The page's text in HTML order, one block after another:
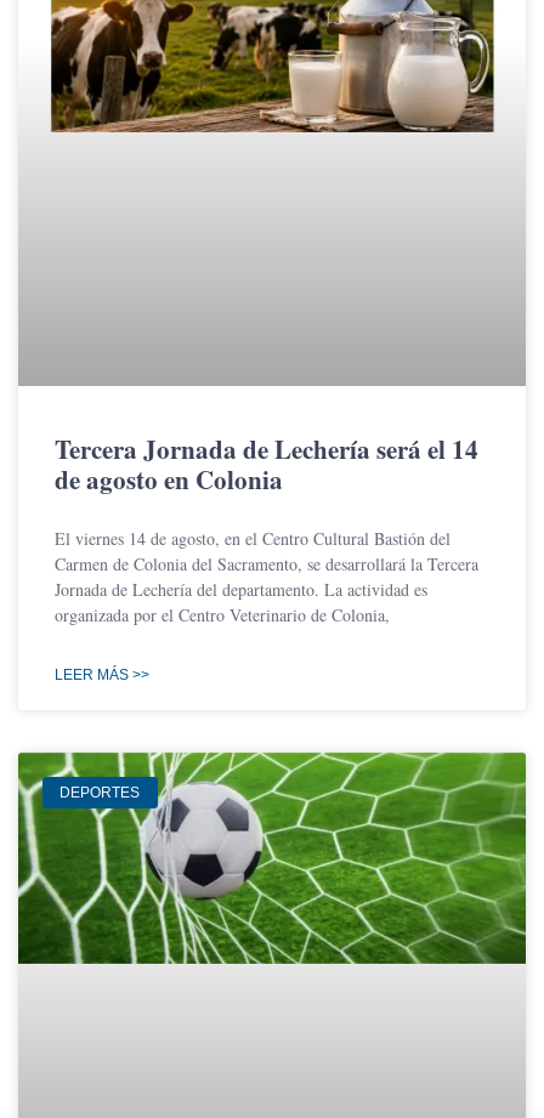
Tercera Jornada de Lechería será el 14
de agosto en Colonia
El viernes 14 de agosto, en el Centro Cultural Bastión del
Carmen de Colonia del Sacramento, se desarrollará la Tercera
Jornada de Lechería del departamento. La actividad es
organizada por el Centro Veterinario de Colonia,
LEER MÁS >>
DEPORTES